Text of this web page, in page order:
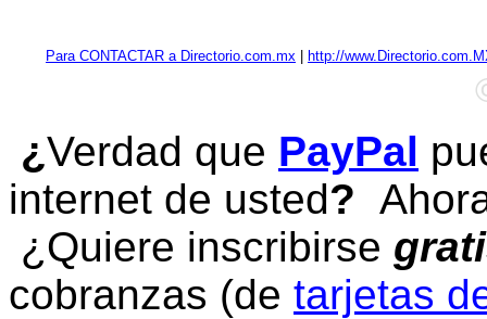
Para CONTACTAR a Directorio.com.mx http://
¿Verdad que PayPal
internet de usted?
¿Quiere inscribirse
cobranzas (de tarjetas